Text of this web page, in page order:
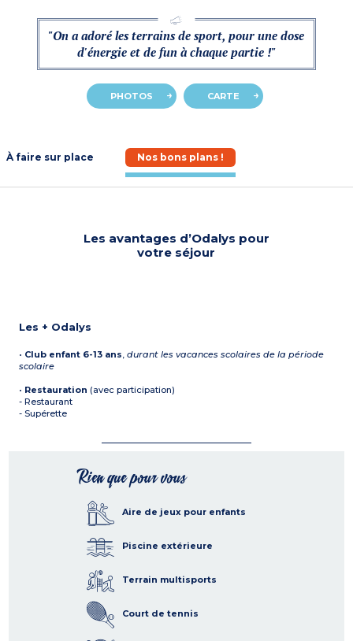
"On a adoré les terrains de sport, pour une dose
d'énergie et de fun à chaque partie !"
PHOTOS CARTE
À faire sur place Nos bons plans !
Les avantages d’Odalys pour
votre séjour
Les + Odalys
• Club enfant 6-13 ans,durant les vacances scolaires de la période
scolaire
• Restauration (avec participation)
- Restaurant
- Supérette
Rien que pour vous
Aire de jeux pour enfants
Piscine extérieure
Terrain multisports
Court de tennis